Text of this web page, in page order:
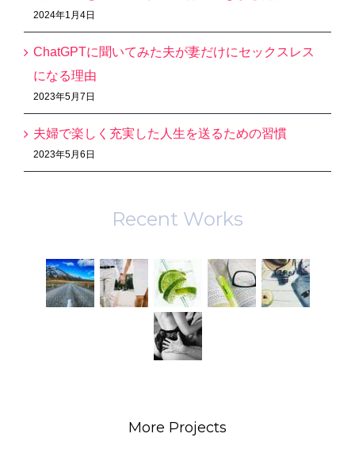
2024年1月4日
ChatGPTに聞いてみた夫が妻だけにセックスレス
になる理由
2023年5月7日
夫婦で楽しく充実した人生を送るための習慣
2023年5月6日
Recent Works
More Projects